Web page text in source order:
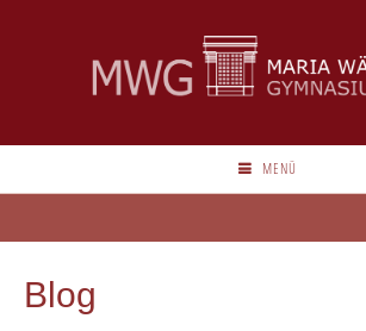
MENÜ
Blog